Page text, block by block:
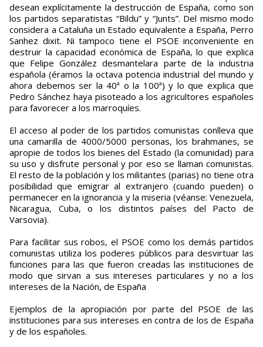
desean explícitamente la destrucción de España, como son
los partidos separatistas “Bildu” y “Junts”. Del mismo modo
considera a Cataluña un Estado equivalente a España, Perro
Sanhez dixit. Ni tampoco tiene el PSOE inconveniente en
destruir la capacidad económica de España, lo que explica
que Felipe González desmantelara parte de la industria
española (éramos la octava potencia industrial del mundo y
ahora debemos ser la 40ª o la 100ª) y lo que explica que
Pedro Sánchez haya pisoteado a los agricultores españoles
para favorecer a los marroquíes.
El acceso al poder de los partidos comunistas conlleva que
una camarilla de 4000/5000 personas, los brahmanes, se
apropie de todos los bienes del Estado (la comunidad) para
su uso y disfrute personal y por eso se llaman comunistas.
El resto de la población y los militantes (parias) no tiene otra
posibilidad que emigrar al extranjero (cuando pueden) o
permanecer en la ignorancia y la miseria (véanse: Venezuela,
Nicaragua, Cuba, o los distintos países del Pacto de
Varsovia).
Para facilitar sus robos, el PSOE como los demás partidos
comunistas utiliza los poderes públicos para desvirtuar las
funciones para las que fueron creadas las instituciones de
modo que sirvan a sus intereses particulares y no a los
intereses de la Nación, de España
Ejemplos de la apropiación por parte del PSOE de las
instituciones para sus intereses en contra de los de España
y de los españoles.